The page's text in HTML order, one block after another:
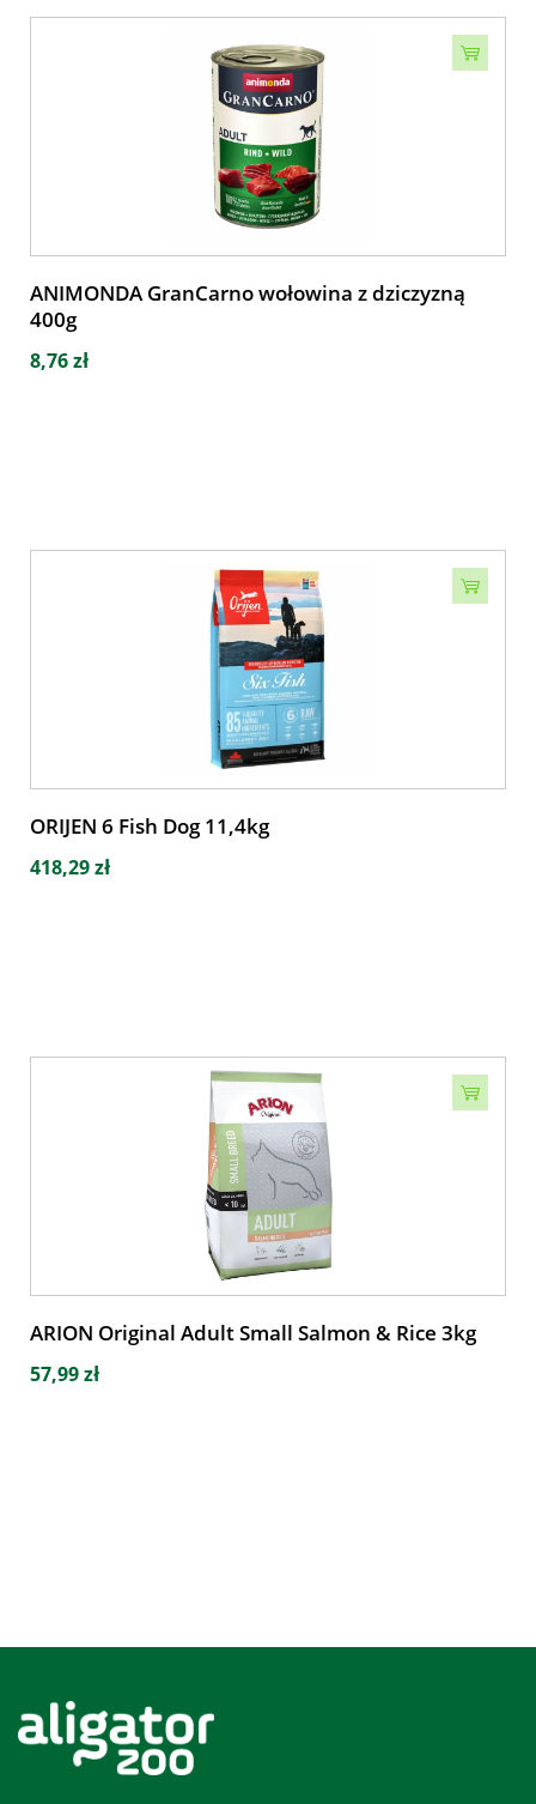
ANIMONDA GranCarno wołowina z dziczyzną
400g
8,76 zł
ORIJEN 6 Fish Dog 11,4kg
418,29 zł
ARION Original Adult Small Salmon & Rice 3kg
57,99 zł